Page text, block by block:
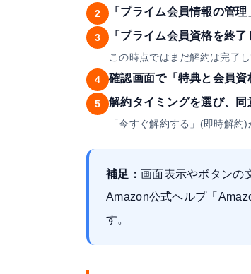
2
「プライム会員情報の管
3 「プライム会員資格を終
この時点ではまだ解約は完了
4
確認画面で「特典と会員
5 解約タイミングを選び、同
「今すぐ解約する」(即時解
補足： 画面表示やボタンの
Amazon公式ヘルプ「
す。